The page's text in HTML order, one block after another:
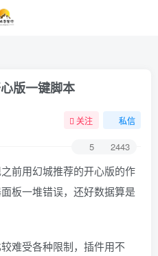
版一键脚本
关注 私信
5 2443
前用幻城推荐的开心版的作
板一堆错误，还好数据算是
难受各种限制，插件用不